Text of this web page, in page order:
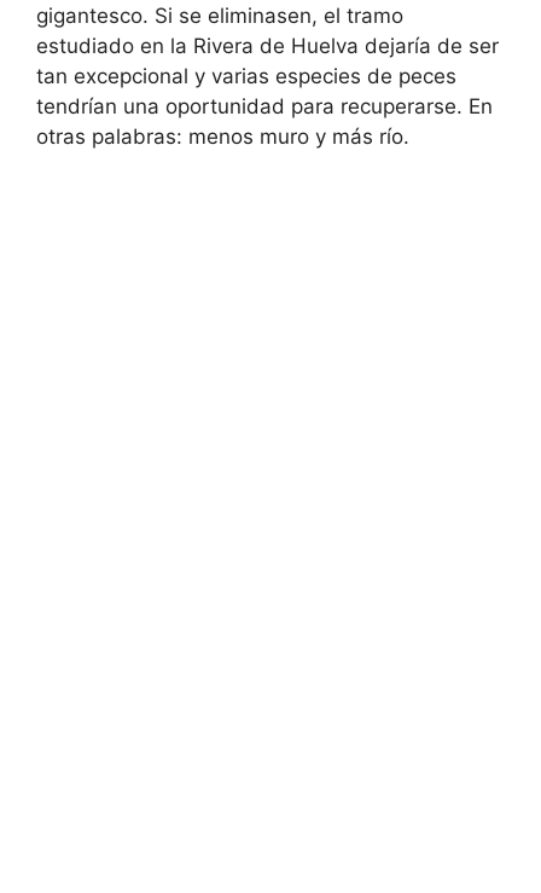
gigantesco. Si se eliminasen, el tramo
estudiado en la Rivera de Huelva dejaría de ser
tan excepcional y varias especies de peces
tendrían una oportunidad para recuperarse. En
otras palabras: menos muro y más río.